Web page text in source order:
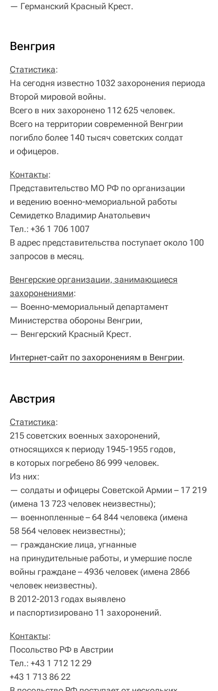
— Германский Красный Крест.
Венгрия
Статистика:
На сегодня известно 1032 захоронения периода
Второй мировой войны.
Всего в них захоронено 112 625 человек.
Всего на территории современной Венгрии
погибло более 140 тысяч советских солдат
и офицеров.
Контакты:
Представительство МО РФ по организации
и ведению военно-мемориальной работы
Семидетко Владимир Анатольевич
Тел.: +36 1 706 1007
В адрес представительства поступает около 100
запросов в месяц.
Венгерские организации, занимающиеся
захоронениями:
— Военно-мемориальный департамент
Министерства обороны Венгрии,
— Венгерский Красный Крест.
Интернет-сайт по захоронениям в Венгрии.
Австрия
Статистика:
215 советских военных захоронений,
относящихся к периоду 1945-1955 годов,
в которых погребено 86 999 человек.
Из них:
— солдаты и офицеры Советской Армии – 17 219
(имена 13 723 человек неизвестны);
— военнопленные – 64 844 человека (имена
58 564 человек неизвестны);
— гражданские лица, угнанные
на принудительные работы, и умершие после
войны граждане – 4936 человек (имена 2866
человек неизвестны).
В 2012-2013 годах выявлено
и паспортизировано 11 захоронений.
Контакты:
Посольство РФ в Австрии
Тел.: +43 1 712 12 29
+43 1 713 86 22